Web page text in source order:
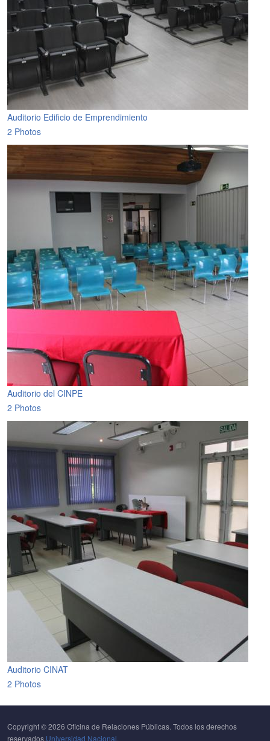
Auditorio Edificio de Emprendimiento
2 Photos
Auditorio del CINPE
2 Photos
Auditorio CINAT
2 Photos
Copyright © 2026 Oficina de Relaciones Públicas. Todos los derechos
reservados.Universidad Nacional.